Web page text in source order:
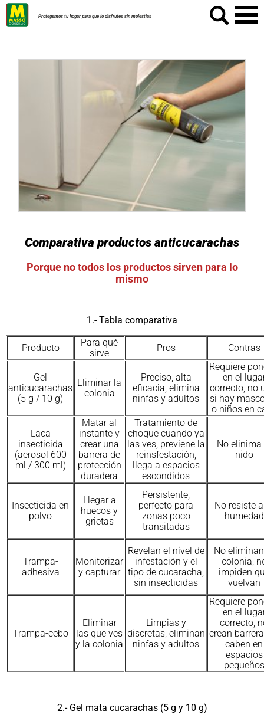
Protegemos tu hogar para que lo disfrutes sin molestias
Comparativa productos anticucarachas
Porque no todos los productos sirven para lo
mismo
1.- Tabla comparativa
Producto
Para qué
sirve
Pros Contras
Gel
anticucarachas
(5 g / 10 g)
Eliminar la
colonia
Preciso, alta
eficacia, elimina
ninfas y adultos
Requiere
en el
correcto, no
si hay
o niños en
Laca
insecticida
(aerosol 600
ml / 300 ml)
Matar al
instante y
crear una
barrera de
protección
duradera
Tratamiento de
choque cuando ya
las ves, previene la
reinsfestación,
llega a espacios
escondidos
No elinima
nido
Insecticida en
polvo
Llegar a
huecos y
grietas
Persistente,
perfecto para
zonas poco
transitadas
No resiste
humedad
Trampa-
adhesiva
Monitorizar
y capturar
Revelan el nivel de
infestación y el
tipo de cucaracha,
sin insecticidas
No
colonia,
impiden
vuelvan
Trampa-cebo
Eliminar
las que ves
y la colonia
Limpias y
discretas, eliminan
ninfas y adultos
Requiere
en el
correcto,
crean
caben en
espacios
pequeños
2.- Gel mata cucarachas (5 g y 10 g)